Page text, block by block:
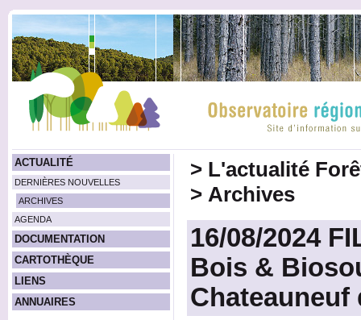
ACTUALITÉ
DERNIÈRES NOUVELLES
ARCHIVES
AGENDA
DOCUMENTATION
CARTOTHÈQUE
LIENS
ANNUAIRES
> L'actualité
> Archives
16/08/2024
Bois &
Chateauneuf